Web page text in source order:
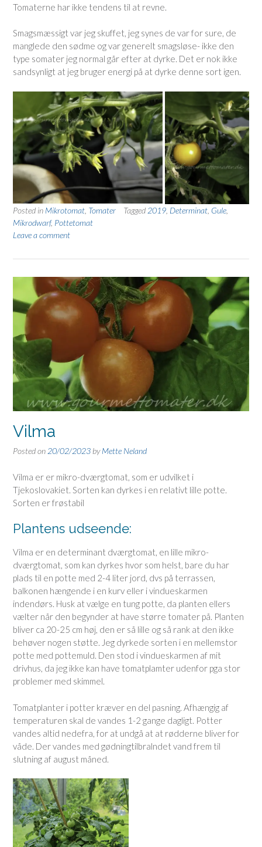
Tomaterne har ikke tendens til at revne.
Smagsmæssigt var jeg skuffet, jeg synes de var for sure, de
manglede den sødme og var generelt smagsløse- ikke den
type somater jeg normal går efter at dyrke. Det er nok ikke
sandsynligt at jeg bruger energi på at dyrke denne sort igen.
Posted in Mikrotomat Tomater Tagged 2019 Determinat Gule
Mikrodwarf, Pottetomat
Leave a comment
Vilma
Posted on20/02/2023byMette Neland
Vilma er er mikro-dværgtomat, som er udvilket i
Tjekoslovakiet. Sorten kan dyrkes i en relativt lille potte.
Sorten er frøstabil
Plantens udseende:
Vilma er en determinant dværgtomat, en lille mikro-
dværgtomat, som kan dyrkes hvor som helst, bare du har
plads til en potte med 2-4 liter jord, dvs på terrassen,
balkonen hængende i en kurv eller i vindueskarmen
indendørs. Husk at vælge en tung potte, da planten ellers
vælter når den begynder at have større tomater på. Planten
bliver ca 20-25 cm høj, den er så lille og så rank at den ikke
behøver nogen støtte. Jeg dyrkede sorten i en mellemstor
potte med pottemuld. Den stod i vindueskarmen af mit
drivhus, da jeg ikke kan have tomatplamter udenfor pga stor
problemer med skimmel.
Tomatplanter i potter kræver en del pasning. Afhængig af
temperaturen skal de vandes 1-2 gange dagligt. Potter
vandes altid nedefra, for at undgå at at rødderne bliver for
våde. Der vandes med gødningtilbralndet vand frem til
slutning af august måned.